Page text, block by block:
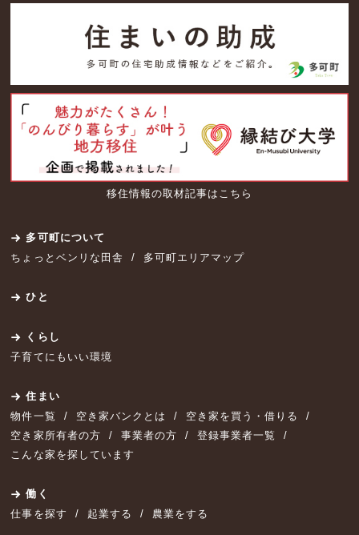
移住情報の取材記事はこちら
多可町について
ちょっとベンリな田舎
多可町エリアマップ
ひと
くらし
子育てにもいい環境
住まい
物件一覧
空き家バンクとは
空き家を買う・借りる
空き家所有者の方
事業者の方
登録事業者一覧
こんな家を探しています
働く
仕事を探す
起業する 農業をする